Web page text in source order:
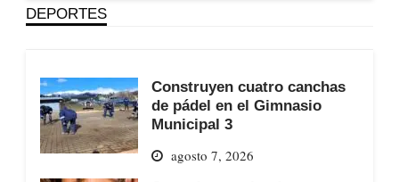
DEPORTES
Construyen cuatro canchas
de pádel en el Gimnasio
Municipal 3
agosto 7, 2026